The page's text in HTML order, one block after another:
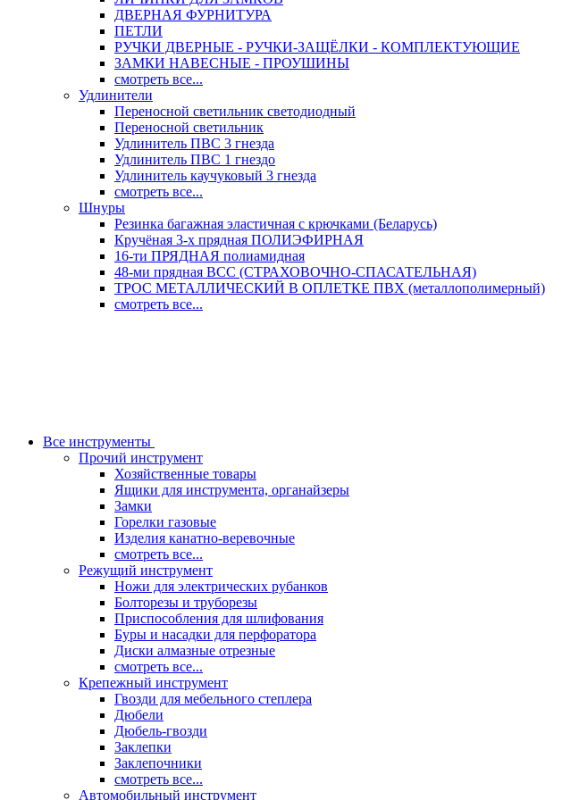
ДВЕРНАЯ ФУРНИТУРА
ПЕТЛИ
РУЧКИ ДВЕРНЫЕ - РУЧКИ-ЗАЩЁЛКИ - КОМПЛЕКТУЮЩИЕ
ЗАМКИ НАВЕСНЫЕ - ПРОУШИНЫ
смотреть все...
Удлинители
Переносной светильник светодиодный
Переносной светильник
Удлинитель ПВС 3 гнезда
Удлинитель ПВС 1 гнездо
Удлинитель каучуковый 3 гнезда
смотреть все...
Шнуры
Резинка багажная эластичная с крючками (Беларусь)
Кручёная 3-х прядная ПОЛИЭФИРНАЯ
16-ти ПРЯДНАЯ полиамидная
48-ми прядная ВСС (СТРАХОВОЧНО-СПАСАТЕЛЬНАЯ)
ТРОС МЕТАЛЛИЧЕСКИЙ В ОПЛЕТКЕ ПВХ (металлополимерный)
смотреть все...
Все инструменты
Прочий инструмент
Хозяйственные товары
Ящики для инструмента, органайзеры
Замки
Горелки газовые
Изделия канатно-веревочные
смотреть все...
Режущий инструмент
Ножи для электрических рубанков
Болторезы и труборезы
Приспособления для шлифования
Буры и насадки для перфоратора
Диски алмазные отрезные
смотреть все...
Крепежный инструмент
Гвозди для мебельного степлера
Дюбели
Дюбель-гвозди
Заклепки
Заклепочники
смотреть все...
Автомобильный инструмент